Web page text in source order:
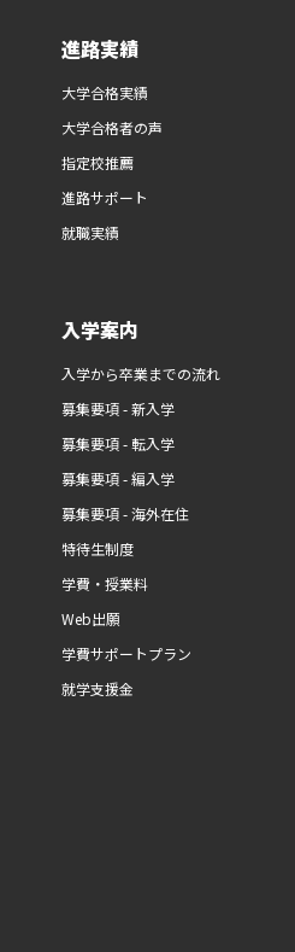
進路実績
大学合格実績
大学合格者の声
指定校推薦
進路サポート
就職実績
入学案内
入学から卒業までの流れ
募集要項 - 新入学
募集要項 - 転入学
募集要項 - 編入学
募集要項 - 海外在住
特待生制度
学費・授業料
Web出願
学費サポートプラン
就学支援金